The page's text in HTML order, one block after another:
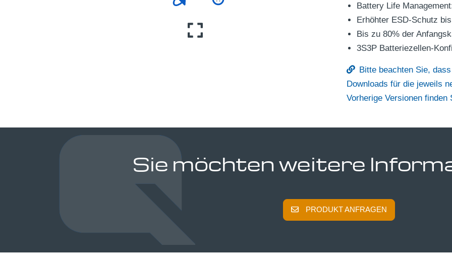
Battery Life
Erhöhter ESD-Schutz
Bis zu 80% der
3S3P Batteriezellen-
Bitte beachten Sie,
Downloads für die jeweils
Vorherige Versionen finden
Sie möchten weitere
PRODUKT ANFRAGEN